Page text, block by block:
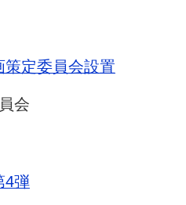
定委員会設置
会
4弾